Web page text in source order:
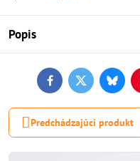
Popis
FacebookTwitter
Predchádzajúci produkt